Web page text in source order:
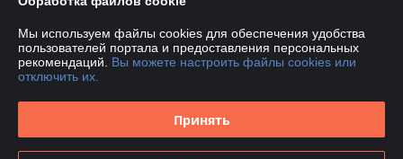
О нас
Контакты
График работы
Мы используем файлы cookies для обеспечения удобства
пользователей портала и предоставления персональных
рекомендаций. Вы можете настроить файлы cookies или
отключить их.
Принять